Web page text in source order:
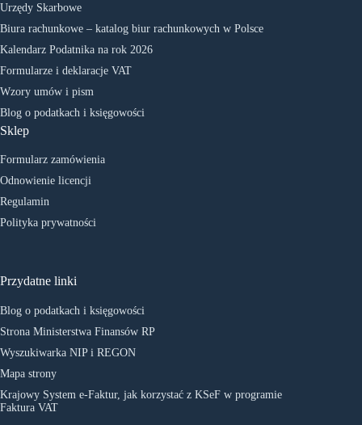
Urzędy Skarbowe
Biura rachunkowe – katalog biur rachunkowych w Polsce
Kalendarz Podatnika na rok 2026
Formularze i deklaracje VAT
Wzory umów i pism
Blog o podatkach i księgowości
Sklep
Formularz zamówienia
Odnowienie licencji
Regulamin
Polityka prywatności
Przydatne linki
Blog o podatkach i księgowości
Strona Ministerstwa Finansów RP
Wyszukiwarka NIP i REGON
Mapa strony
Krajowy System e-Faktur, jak korzystać z KSeF w programie
Faktura VAT